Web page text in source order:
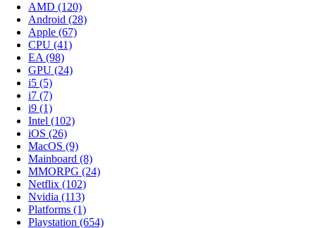
AMD (120)
Android (28)
Apple (67)
CPU (41)
EA (98)
GPU (24)
i5 (5)
i7 (7)
i9 (1)
Intel (102)
iOS (26)
MacOS (9)
Mainboard (8)
MMORPG (24)
Netflix (102)
Nvidia (113)
Platforms (1)
Playstation (654)